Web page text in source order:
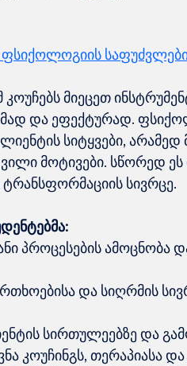
ფსიქოლოგიის
კოუჩებს მიეცეთ
და ეფექტურად.
სიტყვები, არამედ
მოტივები. სწორედ
ტრანსფორმაციის სივრცე.
პროცესების
და სიღრმის
სირთულეებზე და
კოუჩინგს, თერაპიასა